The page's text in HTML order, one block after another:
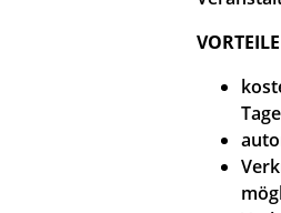
VORTEILE